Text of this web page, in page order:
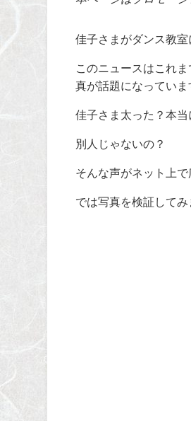
佳子さまがダンス教
このニュースはこれ
真が話題になっていま
佳子さま太った？本当
別人じゃないの？
そんな声がネット上で
では写真を検証してみ